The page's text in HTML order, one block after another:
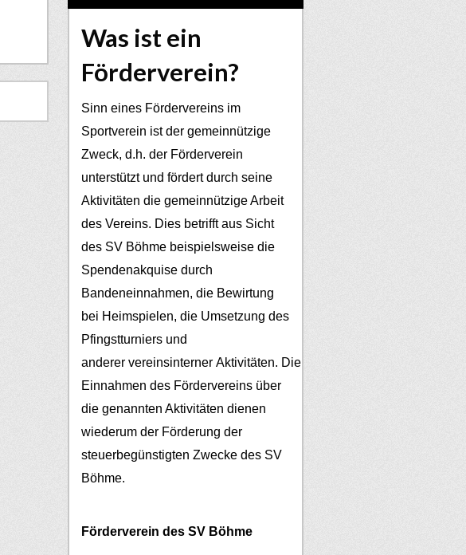
Was ist ein
Förderverein?
Sinn eines Fördervereins im
Sportverein ist der gemeinnützige
Zweck, d.h. der Förderverein
unterstützt und fördert durch seine
Aktivitäten die gemeinnützige Arbeit
des Vereins. Dies betrifft aus Sicht
des SV Böhme beispielsweise die
Spendenakquise durch
Bandeneinnahmen, die Bewirtung
bei Heimspielen, die Umsetzung des
Pfingstturniers und
anderer vereinsinterner Aktivitäten. Die
Einnahmen des Fördervereins über
die genannten Aktivitäten dienen
wiederum der Förderung der
steuerbegünstigten Zwecke des SV
Böhme.
Förderverein des SV Böhme